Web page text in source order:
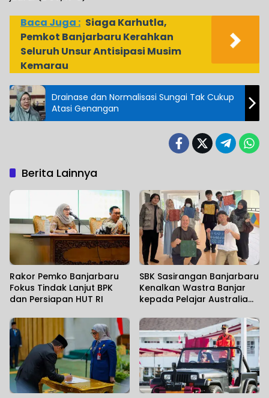
Baca Juga : Siaga Karhutla,
Pemkot Banjarbaru Kerahkan
Seluruh Unsur Antisipasi Musim
Kemarau
Drainase dan Normalisasi Sungai Tak Cukup
Atasi Genangan
Berita Lainnya
Rakor Pemko Banjarbaru
Fokus Tindak Lanjut BPK
dan Persiapan HUT RI
SBK Sasirangan Banjarbaru
Kenalkan Wastra Banjar
kepada Pelajar Australia